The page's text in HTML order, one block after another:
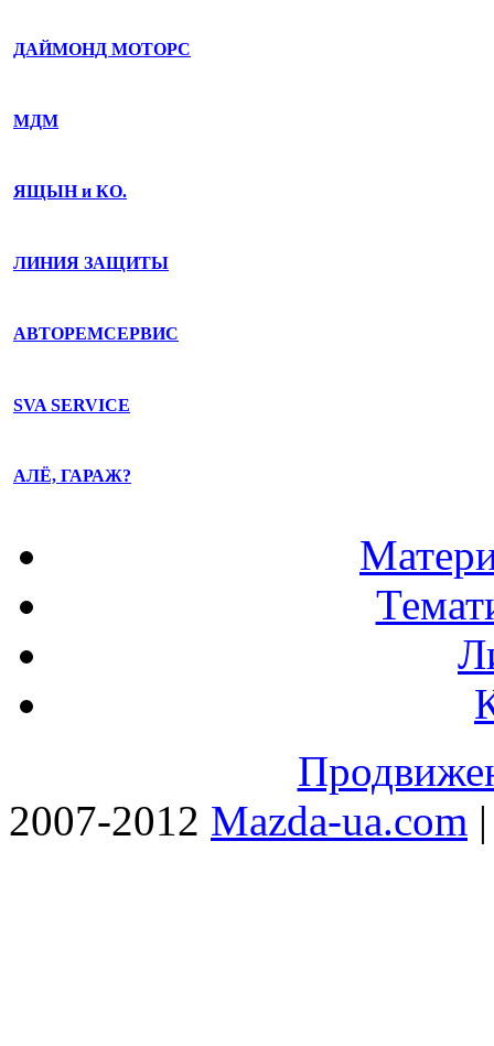
ДАЙМОНД МОТОРС
МДМ
ЯЩЫН и КО.
ЛИНИЯ ЗАЩИТЫ
АВТОРЕМСЕРВИС
SVA SERVICE
АЛЁ, ГАРАЖ?
2007-2012 Mazda-ua.com